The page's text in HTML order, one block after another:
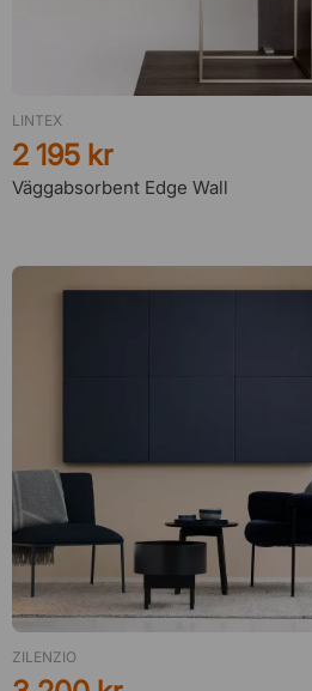
LINTEX
Väggabsorbent Edge Wall
2 195 kr
ZILENZIO